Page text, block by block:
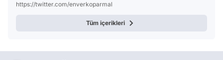
https://twitter.com/enverkoparmal
Tüm içerikleri